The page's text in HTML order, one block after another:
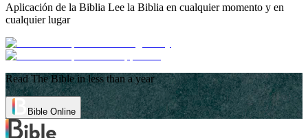
Aplicación de la Biblia Lee la Biblia en cualquier momento y en
cualquier lugar
Read The Bible in less than a year
Bible Online